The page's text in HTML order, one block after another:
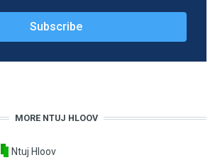
MORE NTUJ HLOOV
Ntuj Hloov